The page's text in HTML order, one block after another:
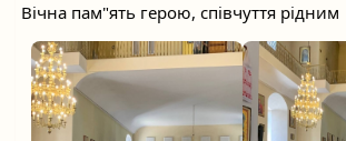
Вічна пам"ять герою, співчуття рідним